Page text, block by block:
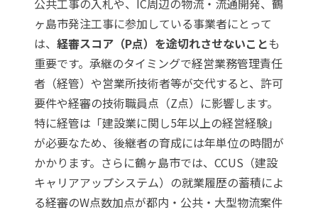
公共工事の入札や、IC周辺の物流・流通開発、鶴
ヶ島市発注工事に参加している事業者にとって
は、 経審スコア（P点）を途切れさせないことも
重要です。承継のタイミングで経営業務管理責任
者（経管）や営業所技術者等が交代すると、許可
要件や経審の技術職員点（Z点）に影響します。
特に経管は「建設業に関し5年以上の経営経験」
が必要なため、後継者の育成には年単位の時間が
かかります。さらに鶴ヶ島市では、CCUS（建設
キャリアアップシステム）の就業履歴の蓄積によ
る経審のW点数加点が都内・公共・大型物流案件